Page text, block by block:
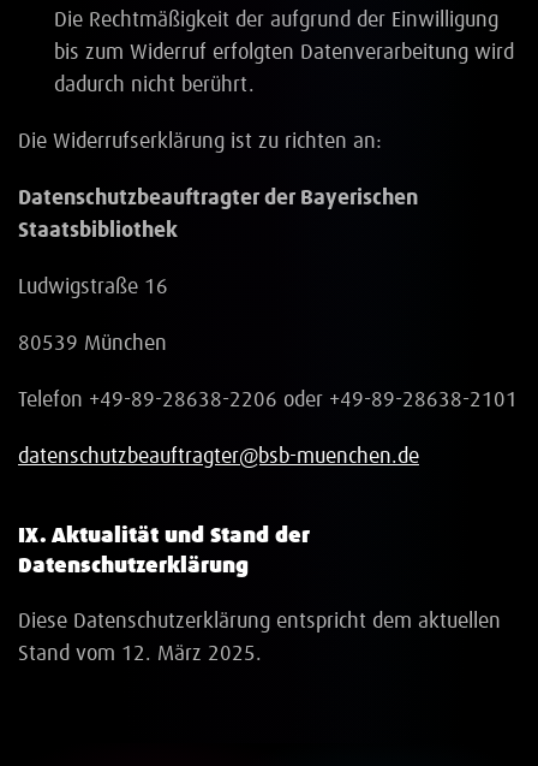
Die Rechtmäßigkeit der aufgrund der Einwilligung
bis zum Widerruf erfolgten Datenverarbeitung wird
dadurch nicht berührt.
Die Widerrufserklärung ist zu richten an:
Datenschutzbeauftragter der Bayerischen
Staatsbibliothek
Ludwigstraße 16
80539 München
Telefon +49-89-28638-2206 oder +49-89-28638-2101
datenschutzbeauftragter@bsb-muenchen.de
IX. Aktualität und Stand der
Datenschutzerklärung
Diese Datenschutzerklärung entspricht dem aktuellen
Stand vom 12. März 2025.